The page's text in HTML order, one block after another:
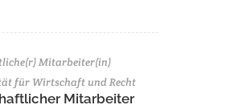
Mitarbeiter(in)
für Wirtschaft und Recht
Mitarbeiter